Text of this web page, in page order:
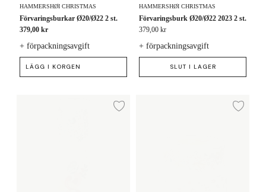
HAMMERSHØI CHRISTMAS
Förvaringsburkar Ø20/Ø22 2 st.
379,00 kr
+ förpackningsavgift
LÄGG I KORGEN
HAMMERSHØI CHRISTMAS
Förvaringsburk Ø20/Ø22 2023 2 st.
379,00 kr
+ förpackningsavgift
SLUT I LAGER
Förvaringsburk Ø10/Ø11 2 st.
Lägg till i önskelista
Förvaringsburk Ø20/Ø22 2 st.